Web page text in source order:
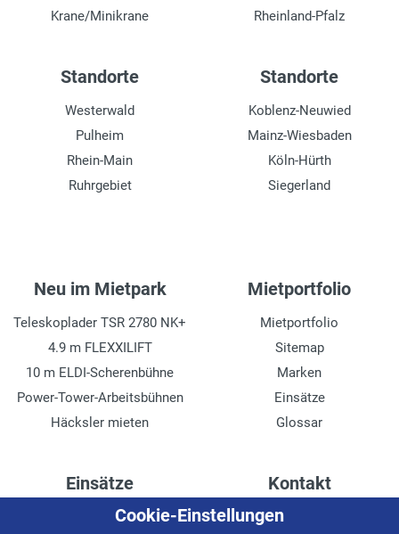
Krane/Minikrane
Rheinland-Pfalz
Standorte
Westerwald
Pulheim
Rhein-Main
Ruhrgebiet
Standorte
Koblenz-Neuwied
Mainz-Wiesbaden
Köln-Hürth
Siegerland
Neu im Mietpark
Teleskoplader TSR 2780 NK+
4.9 m FLEXXILIFT
10 m ELDI-Scherenbühne
Power-Tower-Arbeitsbühnen
Häcksler mieten
Mietportfolio
Mietportfolio
Sitemap
Marken
Einsätze
Glossar
Einsätze
Höhenzugang für
Kontakt
Kontaktformular
Cookie-Einstellungen